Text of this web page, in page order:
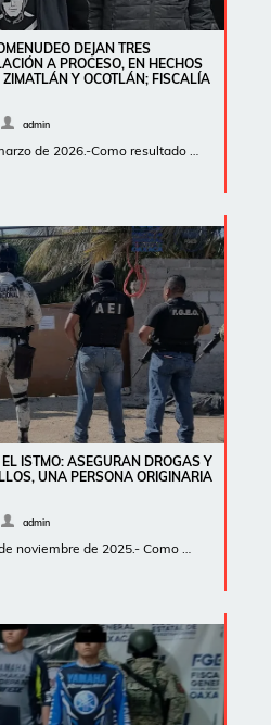
DEJAN TRES
A PROCESO, EN HECHOS
ZIMATLÁN Y OCOTLÁN; FISCALÍA
admin
de 2026.-Como resultado …
EL ISTMO: ASEGURAN DROGAS Y
UNA PERSONA ORIGINARIA
admin
noviembre de 2025.- Como …